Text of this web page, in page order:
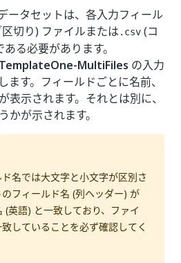
ータセットは、各入力フィール
切り) ファイルまたは .csv (コ
る必要があります。
TemplateOne-MultiFiles の入力
ます。フィールドごとに名前、
表示されます。それとは別に、
かが示されます。
名では大文字と小文字が区別さ
フィールド名 (列ヘッダー) が
英語) と一致しており、ファイ
していることを必ず確認してく